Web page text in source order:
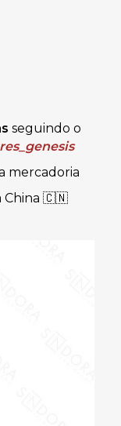
seguindo o
mercadoria
China 🇨🇳